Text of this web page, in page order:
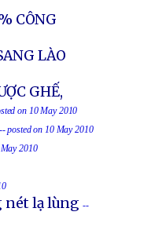
CÔNG
LÀO
GHẾ,
on 10 May 2010
-- posted on 10 May 2010
2010
nét lạ lùng --